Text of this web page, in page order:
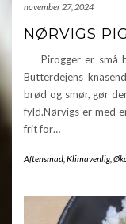
november 27, 2024
NØRVIGS
Pirogger er små
Butterdejens
brød og smør, gør
fyld.Nørvigs er med
frit for…
Aftensmad Klimavenlig,